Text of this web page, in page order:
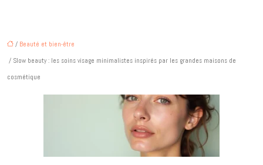
/ Beauté et bien-être
/ Slow beauty : les soins visage minimalistes inspirés par les grandes maisons de
cosmétique